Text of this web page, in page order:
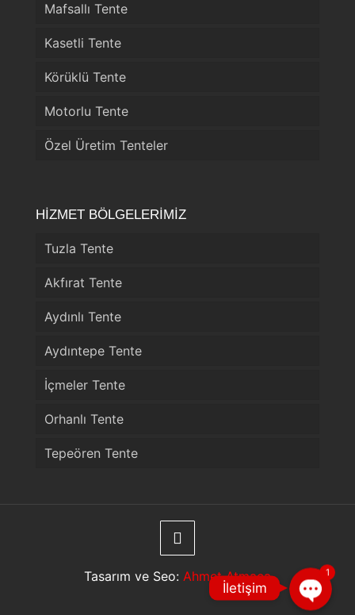
Mafsallı Tente
Kasetli Tente
Körüklü Tente
Motorlu Tente
Özel Üretim Tenteler
HİZMET BÖLGELERİMİZ
Tuzla Tente
Akfırat Tente
Aydınlı Tente
Aydıntepe Tente
İçmeler Tente
Orhanlı Tente
Tepeören Tente
Tasarım ve Seo: Ahmet Atmaca
İletişim